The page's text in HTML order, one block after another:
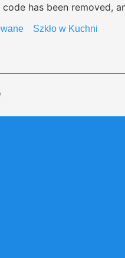
has been removed,
Szkło w Kuchni